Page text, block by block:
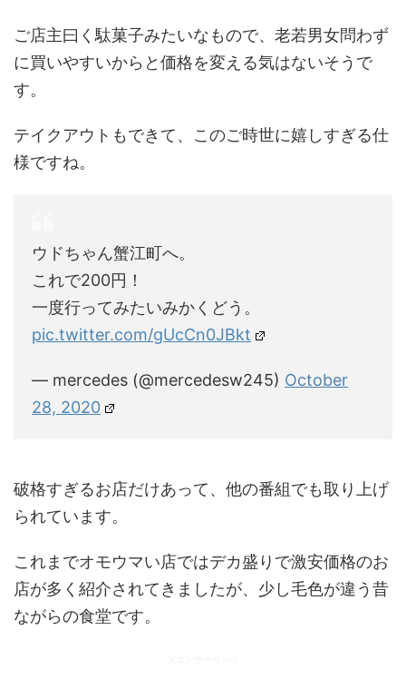
ご店主曰く駄菓子みたいなもので、老若男女問わず
に買いやすいからと価格を変える気はないそうで
す。
テイクアウトもできて、このご時世に嬉しすぎる仕
様ですね。
ウドちゃん蟹江町へ。
これで200円！
一度行ってみたいみかくどう。
pic.twitter.com/gUcCn0JBkt
— mercedes (@mercedesw245) October
28, 2020
破格すぎるお店だけあって、他の番組でも取り上げ
られています。
これまでオモウマい店ではデカ盛りで激安価格のお
店が多く紹介されてきましたが、少し毛色が違う昔
ながらの食堂です。